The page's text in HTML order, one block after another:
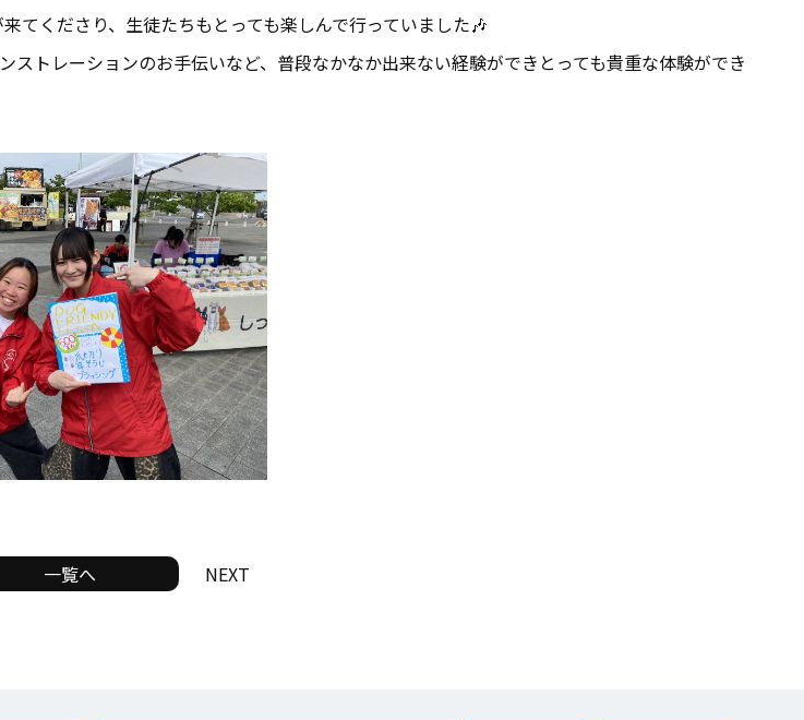
てくださり、生徒たちもとっても楽しんで行っていました🎶
トレーションのお手伝いなど、普段なかなか出来ない経験ができとっても貴重な体験ができ
一覧へ NEXT